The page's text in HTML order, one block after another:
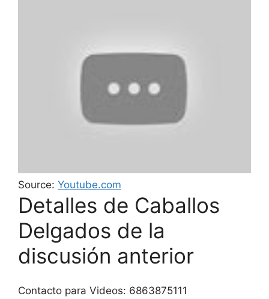
Source: Youtube.com
Detalles de Caballos
Delgados de la
discusión anterior
Contacto para Videos: 6863875111